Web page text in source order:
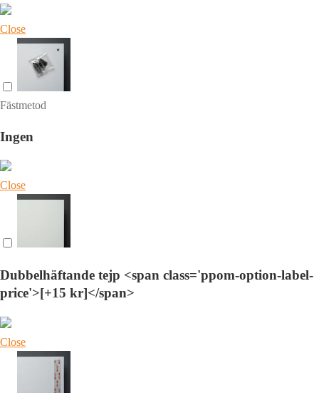
Close
Fästmetod
Ingen
Close
Dubbelhäftande tejp <span class='ppom-option-label-
price'>[+15 kr]</span>
Close